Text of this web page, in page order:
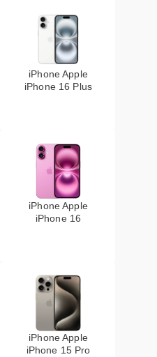
iPhone Apple
iPhone 16 Plus
iPhone Apple
iPhone 16
iPhone Apple
iPhone 15 Pro